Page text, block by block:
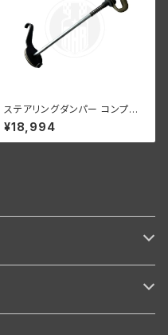
ステアリングダンパー コンプリ
ート グリーンレバー ハーレーダ
ビッドソン WLA WLC
¥18,994